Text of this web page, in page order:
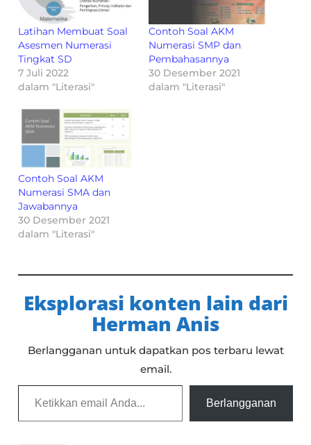
Latihan Membuat Soal
Asesmen Numerasi
Tingkat SD
7 Juli 2022
dalam "Literasi"
Contoh Soal AKM
Numerasi SMP dan
Pembahasannya
30 Desember 2021
dalam "Literasi"
Contoh Soal AKM
Numerasi SMA dan
Jawabannya
30 Desember 2021
dalam "Literasi"
Eksplorasi konten lain dari
Herman Anis
Berlangganan untuk dapatkan pos terbaru lewat
email.
Ketikkan email Anda...
Berlangganan